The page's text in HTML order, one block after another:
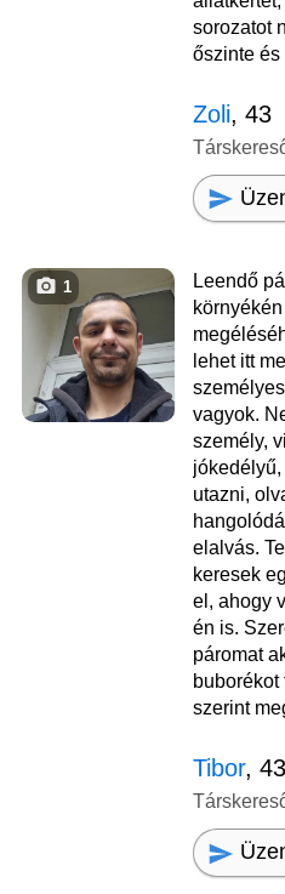
sorozatot
őszinte és
Zoli, 43
1
Leendő
lehet itt
vagyok.
személy,
utazni,
elalvás.
keresek
el, ahogy
én is.
páromat
szerint
Tibor, 43